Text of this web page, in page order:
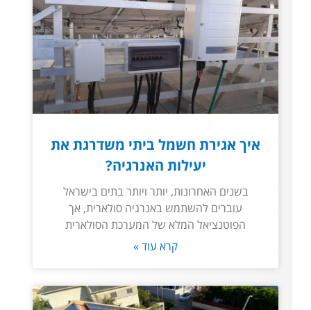
איך אגירת חשמל ביתי משדרגת את
יעילות האנרגיה?
בשנים האחרונות, יותר ויותר בתים בישראל
עוברים להשתמש באנרגיה סולארית, אך
הפוטנציאל המלא של המערכת הסולארית
קרא עוד »